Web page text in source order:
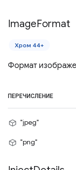
ImageFormat
Хром 44+
Формат
ПЕРЕЧИСЛЕНИЕ
"jpeg"
"png"